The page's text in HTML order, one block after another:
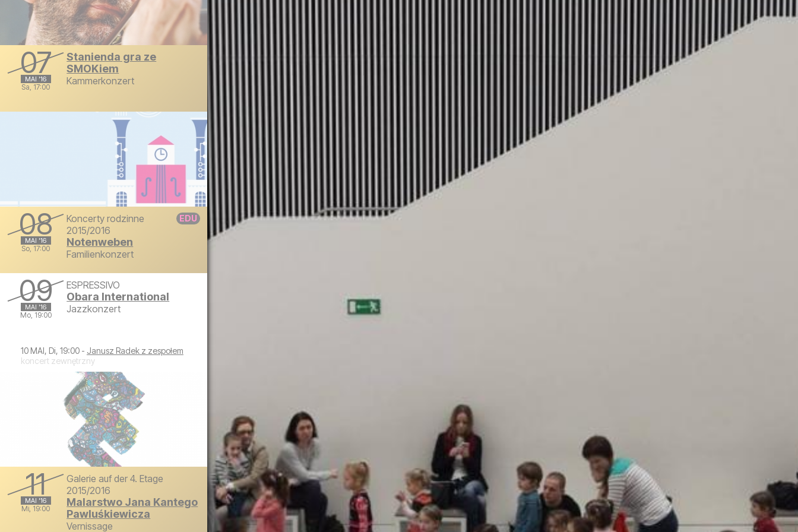
07
MAI '16
Sa, 17:00
Samstag, 7. Mai 2016 um 17:00
Stanienda gra ze
SMOKiem
Kammerkonzert
08
MAI '16
So, 17:00
Sonntag, 8. Mai 2016 um 17:00
Koncerty rodzinne
2015/2016
Notenweben
Familienkonzert
09
MAI '16
Mo, 19:00
ESPRESSIVO
Obara International
Jazzkonzert
10 MAI, Di, 19:00 - Janusz Radek z zespołem
koncert zewnętrzny
11
MAI '16
Mi, 19:00
Galerie auf der 4. Etage
2015/2016
Malarstwo Jana Kantego
Pawluśkiewicza
Vernissage